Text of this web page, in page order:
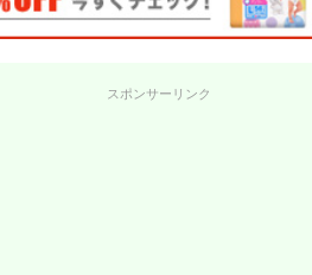
スポンサーリンク